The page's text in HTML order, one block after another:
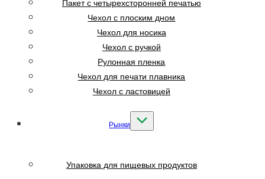
Пакет с четырехсторонней печатью
Чехол с плоским дном
Чехол для носика
Чехол с ручкой
Рулонная пленка
Чехол для печати плавника
Чехол с ластовицей
Рынки
Упаковка для пищевых продуктов